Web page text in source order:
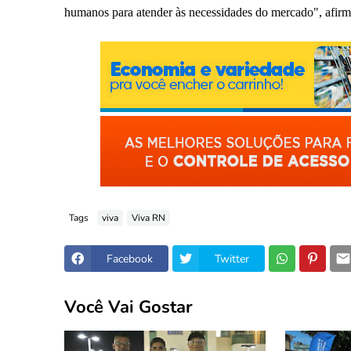
humanos para atender às necessidades do mercado",
Tags viva Viva RN
Facebook Twitter
Você Vai Gostar